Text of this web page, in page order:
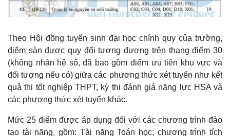
Theo Hội đồng tuyển sinh đại học chính quy của trường,
điểm sàn được quy đổi tương đương trên thang điểm 30
(không nhân hệ số, đã bao gồm điểm ưu tiên khu vực và
đối tượng nếu có) giữa các phương thức xét tuyển như kết
quả thi tốt nghiệp THPT, kỳ thi đánh giá năng lực HSA và
các phương thức xét tuyển khác.
Mức 25 điểm được áp dụng đối với các chương trình đào
tạo tài năng, gồm: Tài năng Toán học; chương trình tích